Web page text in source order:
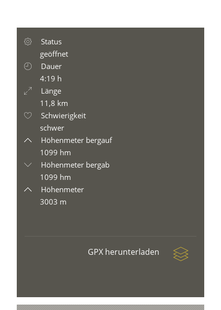
Status
geöffnet
Dauer
4:19 h
Länge
11,8 km
Schwierigkeit
schwer
Höhenmeter bergauf
1099 hm
Höhenmeter bergab
1099 hm
Höhenmeter
3003 m
GPX herunterladen